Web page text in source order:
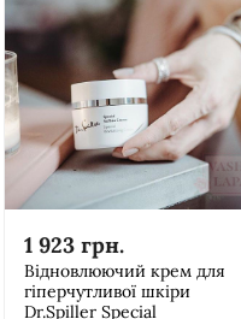
1 923 грн.
Відновлюючий крем для
гіперчутливої шкіри
Dr.Spiller Special